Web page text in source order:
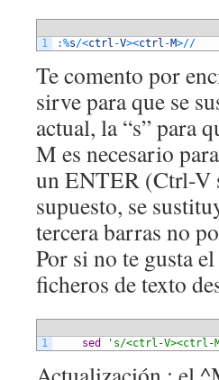
1 :%s/<ctrl -V><ctrl -M>//
Te comento por
sirve para que se
actual, la “s” para
M es necesario
un ENTER (Ctrl-V
supuesto, se
tercera barras no
Por si no te gusta
ficheros de texto
1 sed 's/<ctrl-V><ctrl-